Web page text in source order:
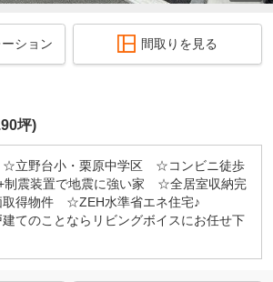
ション 間取りを見る
坪)
☆立野台小・栗原中学区 ☆コンビニ徒歩
震装置で地震に強い家 ☆全居室収納完
得物件 ☆ZEH水準省エネ住宅♪
建てのことならリビングボイスにお任せ下